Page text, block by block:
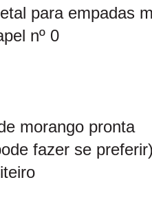
para empadas
nº 0
morango pronta
fazer se